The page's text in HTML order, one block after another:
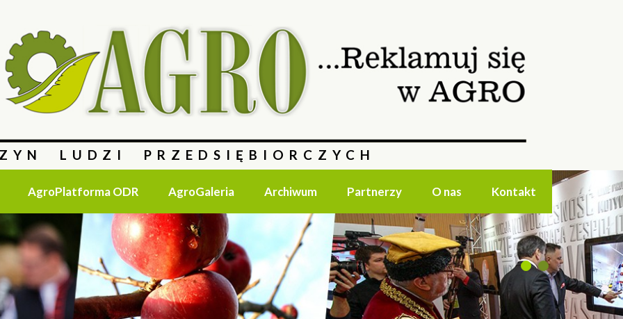
LUDZI PRZEDSIĘBIORCZYCH
AgroPlatforma ODR AgroGaleria Archiwum Partnerzy O nas Kontakt
1 2